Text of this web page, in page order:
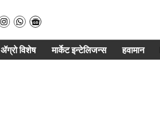
ॲग्रो विशेष मार्केट इन्टेलिजन्स हवामान